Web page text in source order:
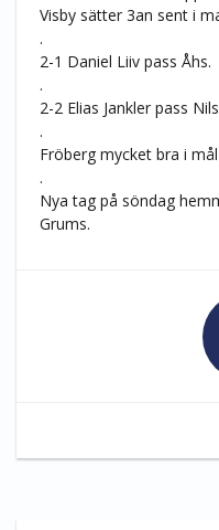
Visby sätter 3an sent i
.
2-1 Daniel Liiv pass Åhs.
.
2-2 Elias Jankler pass
.
Fröberg mycket bra i
.
Nya tag på söndag
Grums.